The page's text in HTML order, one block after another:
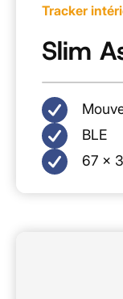
Tracker
Slim
BLE
67 x